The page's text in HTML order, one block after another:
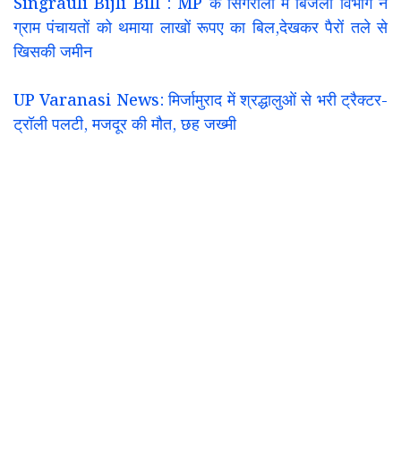
ग्राम पंचायतों को थमाया लाखों रूपए का बिल,देखकर पैरों तले से
खिसकी जमीन
UP Varanasi News: मिर्जामुराद में श्रद्धालुओं से भरी ट्रैक्टर-
ट्रॉली पलटी, मजदूर की मौत, छह जख्मी